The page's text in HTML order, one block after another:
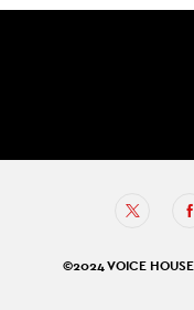
©2024 VOICE